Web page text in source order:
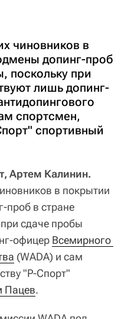
чиновников в
допинг-проб
поскольку при
лишь допинг-
спортсмен,
спортивный
Артем Калинин.
в покрытии
проб в стране
сдаче пробы
офицер Всемирного
(WADA) и сам
"Р-Спорт"
Пацев.